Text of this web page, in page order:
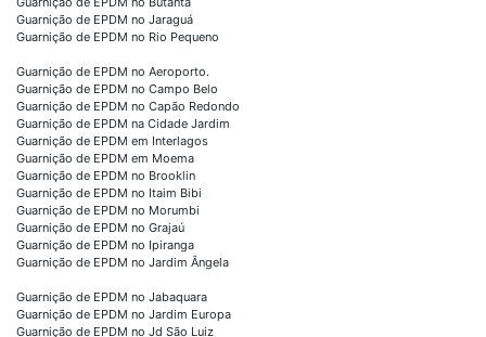
Guarnição de EPDM no Jaraguá
Guarnição de EPDM no Rio Pequeno
Guarnição de EPDM no Aeroporto.
Guarnição de EPDM no Campo Belo
Guarnição de EPDM no Capão Redondo
Guarnição de EPDM na Cidade Jardim
Guarnição de EPDM em Interlagos
Guarnição de EPDM em Moema
Guarnição de EPDM no Brooklin
Guarnição de EPDM no Itaim Bibi
Guarnição de EPDM no Morumbi
Guarnição de EPDM no Grajaú
Guarnição de EPDM no Ipiranga
Guarnição de EPDM no Jardim Ângela
Guarnição de EPDM no Jabaquara
Guarnição de EPDM no Jardim Europa
Guarnição de EPDM no Jd São Luiz